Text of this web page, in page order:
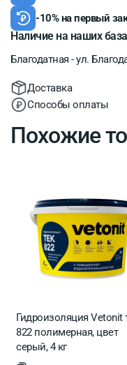
-10% на первый
Наличие на наших
Благодатная - ул.
Доставка
Способы оплаты
Похожие
Гидроизоляция Vetonit
822 полимерная, цвет
серый, 4 кг